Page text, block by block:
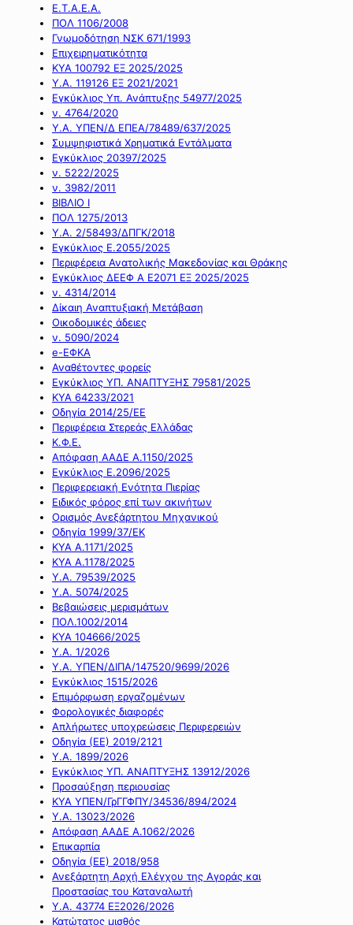
Ε.Τ.Α.Ε.Α.
ΠΟΛ 1106/2008
Γνωμοδότηση ΝΣΚ 671/1993
Επιχειρηματικότητα
ΚΥΑ 100792 ΕΞ 2025/2025
Υ.Α. 119126 ΕΞ 2021/2021
Εγκύκλιος Υπ. Ανάπτυξης 54977/2025
ν. 4764/2020
Υ.Α. ΥΠΕΝ/Δ ΕΠΕΑ/78489/637/2025
Συμψηφιστικά Χρηματικά Εντάλματα
Εγκύκλιος 20397/2025
ν. 5222/2025
ν. 3982/2011
ΒΙΒΛΙΟ Ι
ΠΟΛ 1275/2013
Υ.Α. 2/58493/ΔΠΓΚ/2018
Εγκύκλιος Ε.2055/2025
Περιφέρεια Ανατολικής Μακεδονίας και Θράκης
Εγκύκλιος ΔΕΕΦ Α Ε2071 ΕΞ 2025/2025
ν. 4314/2014
Δίκαιη Αναπτυξιακή Μετάβαση
Οικοδομικές άδειες
ν. 5090/2024
e-ΕΦΚΑ
Αναθέτοντες φορείς
Εγκύκλιος ΥΠ. ΑΝΑΠΤΥΞΗΣ 79581/2025
ΚΥΑ 64233/2021
Οδηγία 2014/25/ΕΕ
Περιφέρεια Στερεάς Ελλάδας
Κ.Φ.Ε.
Απόφαση ΑΑΔΕ Α.1150/2025
Εγκύκλιος Ε.2096/2025
Περιφερειακή Ενότητα Πιερίας
Ειδικός φόρος επί των ακινήτων
Ορισμός Ανεξάρτητου Μηχανικού
Οδηγία 1999/37/ΕΚ
ΚΥΑ Α.1171/2025
ΚΥΑ Α.1178/2025
Υ.Α. 79539/2025
Υ.Α. 5074/2025
Βεβαιώσεις μερισμάτων
ΠΟΛ.1002/2014
ΚΥΑ 104666/2025
Υ.Α. 1/2026
Υ.Α. ΥΠΕΝ/ΔΙΠΑ/147520/9699/2026
Εγκύκλιος 1515/2026
Επιμόρφωση εργαζομένων
Φορολογικές διαφορές
Απλήρωτες υποχρεώσεις Περιφερειών
Οδηγία (ΕΕ) 2019/2121
Υ.Α. 1899/2026
Εγκύκλιος ΥΠ. ΑΝΑΠΤΥΞΗΣ 13912/2026
Προσαύξηση περιουσίας
ΚΥΑ ΥΠΕΝ/ΓρΓΓΦΠΥ/34536/894/2024
Υ.Α. 13023/2026
Απόφαση ΑΑΔΕ Α.1062/2026
Επικαρπία
Οδηγία (ΕΕ) 2018/958
Ανεξάρτητη Αρχή Ελέγχου της Αγοράς και
Προστασίας του Καταναλωτή
Υ.Α. 43774 ΕΞ2026/2026
Κατώτατος μισθός